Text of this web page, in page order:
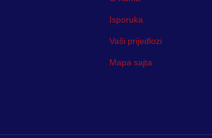
Isporuka
Vaši prijedlozi
Mapa sajta